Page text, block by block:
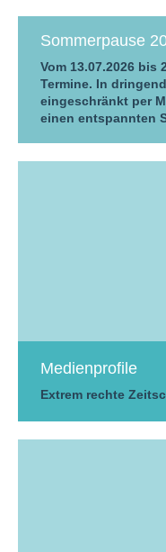
Sommerpause
Vom 13.07.2026 bis
Termine. In
eingeschränkt per
einen entspannten
Medienprofile
Extrem rechte